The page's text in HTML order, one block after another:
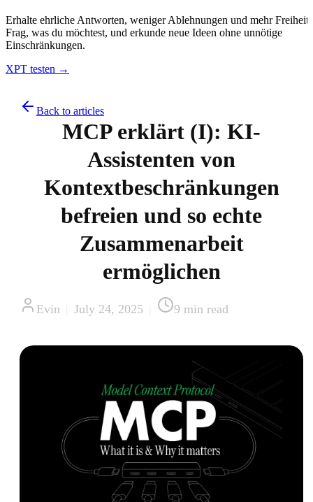
Erhalte ehrliche Antworten, weniger Ablehnungen und mehr Freiheit.
Frag, was du möchtest, und erkunde neue Ideen ohne unnötige
Einschränkungen.
XPT testen →
Back to articles
MCP erklärt (I): KI-
Assistenten von
Kontextbeschränkungen
befreien und so echte
Zusammenarbeit
ermöglichen
Evin July 24, 2025 9 min read